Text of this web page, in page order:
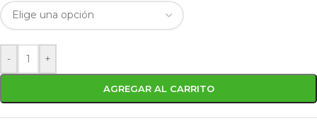
- +
AGREGAR AL CARRITO